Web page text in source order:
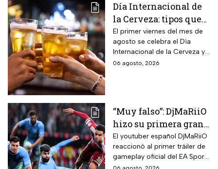
Día Internacional de
la Cerveza: tipos que
hay con base en su
sabor y fermentación
El primer viernes del mes de
agosto se celebra el Día
Internacional de la Cerveza y
si quieres celebrarlo
06 agosto, 2026
“Muy falso”: DjMaRiiO
hizo su primera gran
crítica al gameplay
del EA Sports FC 27
El youtuber español DjMaRiiO
reaccionó al primer tráiler de
gameplay oficial del EA Sports
FC 27 y remarcó algunas